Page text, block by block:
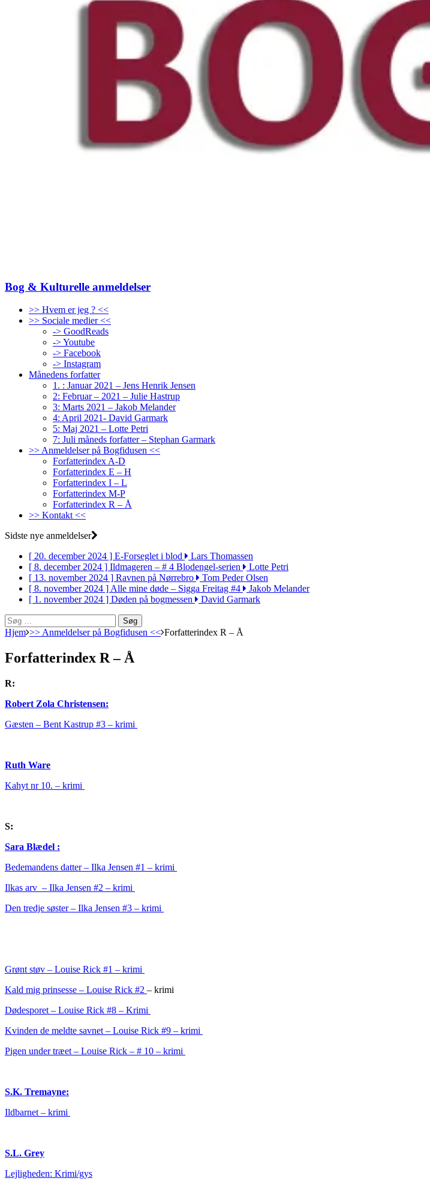
Bog & Kulturelle anmeldelser
>> Hvem er jeg ? <<
>> Sociale medier <<
-> GoodReads
-> Youtube
-> Facebook
-> Instagram
Månedens forfatter
1. : Januar 2021 – Jens Henrik Jensen
2: Februar – 2021 – Julie Hastrup
3: Marts 2021 – Jakob Melander
4: April 2021- David Garmark
5: Maj 2021 – Lotte Petri
7: Juli måneds forfatter – Stephan Garmark
>> Anmeldelser på Bogfidusen <<
Forfatterindex A-D
Forfatterindex E – H
Forfatterindex I – L
Forfatterindex M-P
Forfatterindex R – Å
>> Kontakt <<
Sidste nye anmeldelser
[ 20. december 2024 ] E-Forseglet i blod
Lars Thomassen
[ 8. december 2024 ] Ildmageren – # 4 Blodengel-serien
Lotte Petri
[ 13. november 2024 ] Ravnen på Nørrebro
Tom Peder Olsen
[ 8. november 2024 ]Alle mine døde – Sigga Freitag #4
Jakob Melander
[ 1. november 2024 ] Døden på bogmessen
David Garmark
Søg
efter:
Hjem >> Anmeldelser på Bogfidusen << Forfatterindex R – Å
Forfatterindex R – Å
R:
Robert Zola Christensen:
Gæsten – Bent Kastrup #3 – krimi
Ruth Ware
Kahyt nr 10. – krimi
S:
Sara Blædel :
Bedemandens datter – Ilka Jensen #1 – krimi
Ilkas arv – Ilka Jensen #2 – krimi
Den tredje søster – Ilka Jensen #3 – krimi
Grønt støv – Louise Rick #1 – krimi
Kald mig prinsesse – Louise Rick #2 – krimi
Dødesporet – Louise Rick #8 – Krimi
Kvinden de meldte savnet – Louise Rick #9 – krimi
Pigen under træet – Louise Rick – # 10 – krimi
S.K. Tremayne:
Ildbarnet – krimi
S.L. Grey
Lejligheden: Krimi/gys